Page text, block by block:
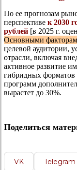
По ее прогнозам
перспективе к 2030
рублей [в 2025 г.
Основными
целевой аудитории,
отрасли, включая
активное развитие
гибридных форматов
программ
вырастет до 30%.
Поделиться
VK Telegram